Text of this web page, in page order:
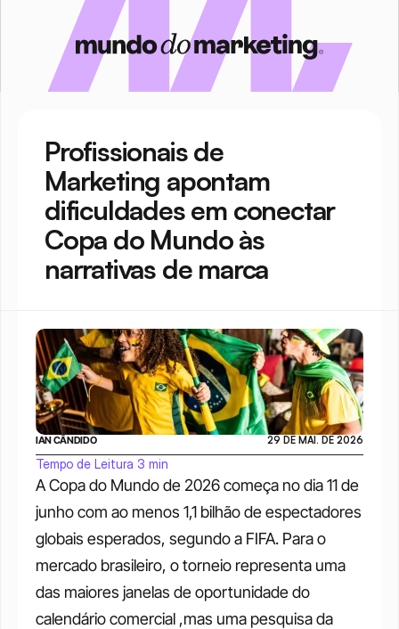
Profissionais de
Marketing apontam
dificuldades em conectar
Copa do Mundo às
narrativas de marca
A Copa do Mundo de 2026 começa no dia 11 de
junho com ao menos 1,1 bilhão de espectadores
globais esperados, segundo a FIFA. Para o
mercado brasileiro, o torneio representa uma
das maiores janelas de oportunidade do
calendário comercial ,mas uma pesquisa da
IAN CÂNDIDO 29 DE MAI. DE 2026
Tempo de Leitura 3 min